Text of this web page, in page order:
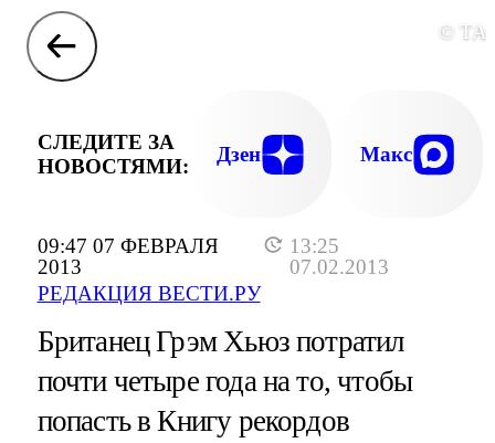
09:47 07 ФЕВРАЛЯ
2013
13:25
07.02.2013
РЕДАКЦИЯ ВЕСТИ.РУ
©
СЛЕДИТЕ ЗА
НОВОСТЯМИ:
Дзен Макс
Британец Грэм Хьюз потратил
почти четыре года на то, чтобы
попасть в Книгу рекордов